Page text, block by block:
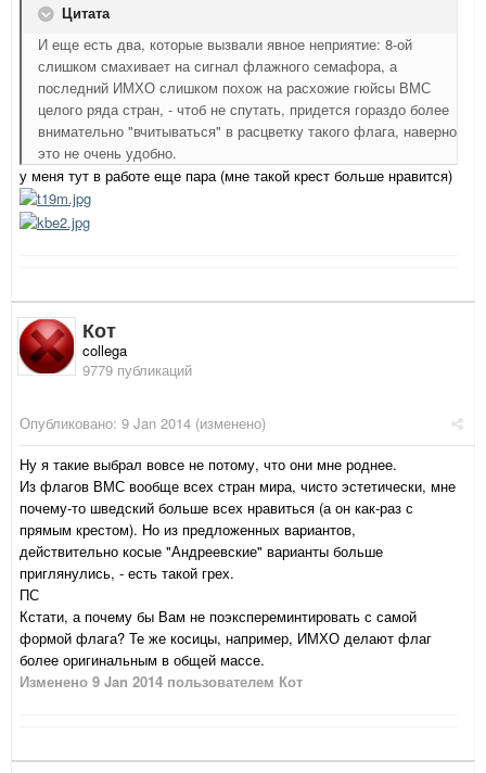
Цитата
И еще есть два, которые вызвали явное неприятие: 8-ой
слишком смахивает на сигнал флажного семафора, а
последний ИМХО слишком похож на расхожие гюйсы ВМС
целого ряда стран, - чтоб не спутать, придется гораздо более
внимательно "вчитываться" в расцветку такого флага, наверно
это не очень удобно.
у меня тут в работе еще пара (мне такой крест больше нравится)
Кот
collega
9779 публикаций
Опубликовано: 9 Jan 2014 (изменено)
Ну я такие выбрал вовсе не потому, что они мне роднее.
Из флагов ВМС вообще всех стран мира, чисто эстетически, мне
почему-то шведский больше всех нравиться (а он как-раз с
прямым крестом). Но из предложенных вариантов,
действительно косые "Андреевские" варианты больше
приглянулись, - есть такой грех.
ПС
Кстати, а почему бы Вам не поэкспереминтировать с самой
формой флага? Те же косицы, например, ИМХО делают флаг
более оригинальным в общей массе.
Изменено 9 Jan 2014 пользователем Кот